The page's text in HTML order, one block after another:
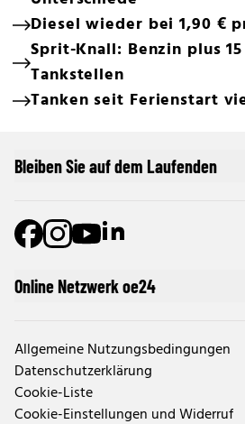
Diesel wieder bei 1,90 €
Sprit-Knall: Benzin plus
Tankstellen
Tanken seit Ferienstart
Online Netzwerk oe24
Allgemeine Nutzungsbedingungen
Datenschutzerklärung
Cookie-Liste
Cookie-Einstellungen und Widerruf
Bleiben Sie auf dem Laufenden